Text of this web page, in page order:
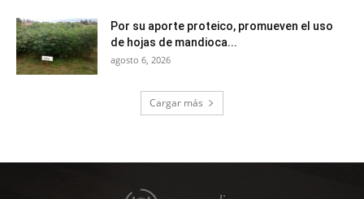
Por su aporte proteico, promueven el uso
de hojas de mandioca...
agosto 6, 2026
Cargar más